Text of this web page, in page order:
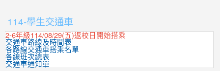
114-學生交通車
2-6年級114/08/29(五)返校日開始搭乘
交通車路線及時間表
各路線交通車搭乘名單
各線班次總表
交通車通知單